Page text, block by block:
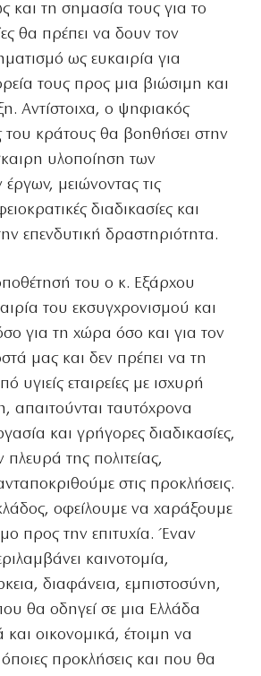
και τη σημασία τους για το
θα πρέπει να δουν τον
ως ευκαιρία για
τους προς μια βιώσιμη και
Αντίστοιχα, ο ψηφιακός
του κράτους θα βοηθήσει στην
υλοποίηση των
μειώνοντας τις
διαδικασίες και
επενδυτική δραστηριότητα.
του ο κ. Εξάρχου
του εκσυγχρονισμού και
για τη χώρα όσο και για τον
μας και δεν πρέπει να τη
υγιείς εταιρείες με ισχυρή
απαιτούνται ταυτόχρονα
και γρήγορες διαδικασίες,
πλευρά της πολιτείας,
στις προκλήσεις.
οφείλουμε να χαράξουμε
προς την επιτυχία. Έναν
καινοτομία,
διαφάνεια, εμπιστοσύνη,
θα οδηγεί σε μια Ελλάδα
και οικονομικά, έτοιμη να
όποιες προκλήσεις και που θα